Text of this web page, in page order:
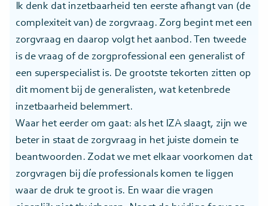
Ik denk dat inzetbaarheid ten eerste afhangt van (de
complexiteit van) de zorgvraag. Zorg begint met een
zorgvraag en daarop volgt het aanbod. Ten tweede
is de vraag of de zorgprofessional een generalist of
een superspecialist is. De grootste tekorten zitten op
dit moment bij de generalisten, wat ketenbrede
inzetbaarheid belemmert.
Waar het eerder om gaat: als het IZA slaagt, zijn we
beter in staat de zorgvraag in het juiste domein te
beantwoorden. Zodat we met elkaar voorkomen dat
zorgvragen bij díe professionals komen te liggen
waar de druk te groot is. En waar die vragen